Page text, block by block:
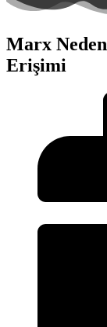
Marx
Erişimi